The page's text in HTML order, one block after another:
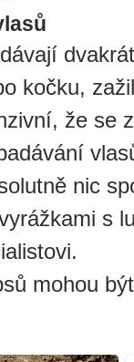
kočku,
že se
nic
s
mohou